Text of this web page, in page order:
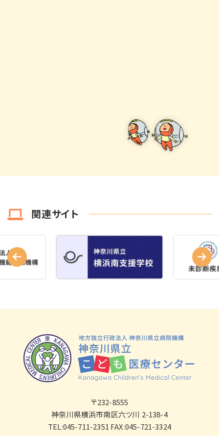
関連サイト
〒232-8555
神奈川県横浜市南区六ツ川 2-138-4
TEL:045-711-2351 FAX:045-721-3324